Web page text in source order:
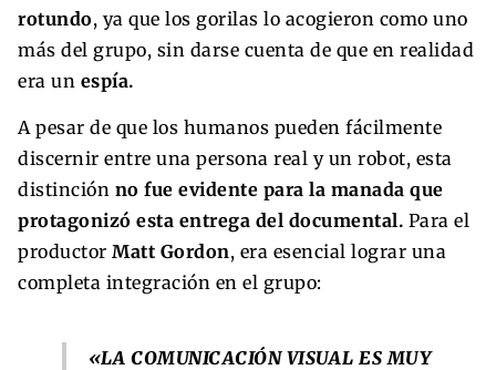
rotundo, ya que los gorilas lo acogieron como uno
más del grupo, sin darse cuenta de que en realidad
era un espía.
A pesar de que los humanos pueden fácilmente
discernir entre una persona real y un robot, esta
distinción no fue evidente para la manada que
protagonizó esta entrega del documental. Para el
productor Matt Gordon, era esencial lograr una
completa integración en el grupo:
«LA COMUNICACIÓN VISUAL ES MUY